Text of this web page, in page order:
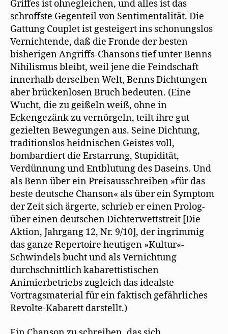
Griffes ist ohnegleichen, und alles ist das
schroffste Gegenteil von Sentimentalität. Die
Gattung Couplet ist gesteigert ins schonungslos
Vernichtende, daß die Fronde der besten
bisherigen Angriffs-Chansons tief unter Benns
Nihilismus bleibt, weil jene die Feindschaft
innerhalb derselben Welt, Benns Dichtungen
aber brückenlosen Bruch bedeuten. (Eine
Wucht, die zu geißeln weiß, ohne in
Eckengezänk zu vernörgeln, teilt ihre gut
gezielten Bewegungen aus. Seine Dichtung,
traditionslos heidnischen Geistes voll,
bombardiert die Erstarrung, Stupidität,
Verdünnung und Entblutung des Daseins. Und
als Benn über ein Preisausschreiben »für das
beste deutsche Chanson« als über ein Symptom
der Zeit sich ärgerte, schrieb er einen Prolog-
über einen deutschen Dichterwettstreit [Die
Aktion, Jahrgang 12, Nr. 9/10], der ingrimmig
das ganze Repertoire heutigen »Kultur«-
Schwindels bucht und als Vernichtung
durchschnittlich kabarettistischen
Animierbetriebs zugleich das idealste
Vortragsmaterial für ein faktisch gefährliches
Revolte-Kabarett darstellt.)